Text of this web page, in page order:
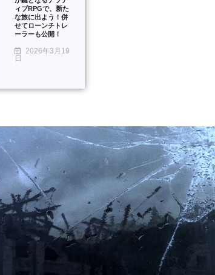
ィブRPGで、新た
な旅に出よう！併
せてローンチトレ
ーラーも公開！
2026年3月19
日